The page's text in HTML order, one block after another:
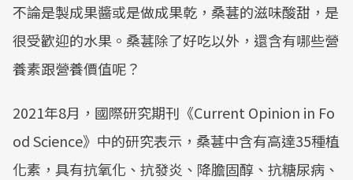
不論是製成果醬或是做成果乾，桑葚的滋味酸甜，是
很受歡迎的水果。桑葚除了好吃以外，還含有哪些營
養素跟營養價值呢？
2021年8月，國際研究期刊《Current Opinion in Fo
od Science》中的研究表示，桑葚中含有高達35種植
化素，具有抗氧化、抗發炎、降膽固醇、抗糖尿病、